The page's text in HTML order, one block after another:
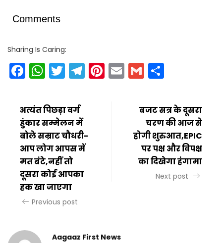
Comments
Sharing Is Caring:
Facebook
WhatsApp
Twitter
Telegram
Pinterest
EmailGmail
अत्यंत पिछड़ा वर्ग
हुंकार सम्मेलन में
बोले सम्राट चौधरी-
आप लोग आपस में
मत बंटे,नहीं तो
दूसरा कोई आपका
हक खा जाएगा
Previous post
बजट सत्र के दूसरा
चरण की आज से
होगी शुरुआत,EPIC
पर पक्ष और विपक्ष
का दिखेगा हंगामा
Next post
Aagaaz First News